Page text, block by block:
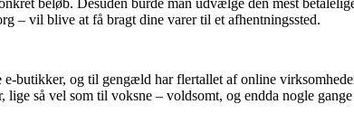
– vil blive at få bragt dine varer til et afhentningssted.
butikker, og til gengæld har flertallet af online
så vel som til voksne – voldsomt, og endda nogle gange